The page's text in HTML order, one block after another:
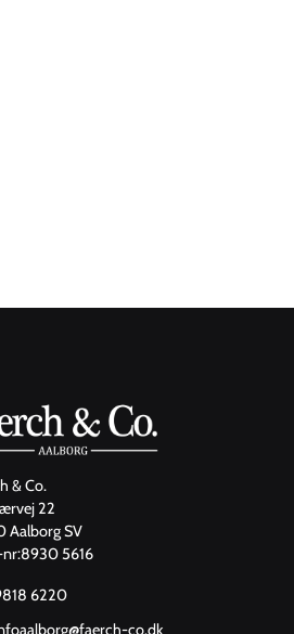
& Co.
22
Aalborg SV
8930 5616
6220